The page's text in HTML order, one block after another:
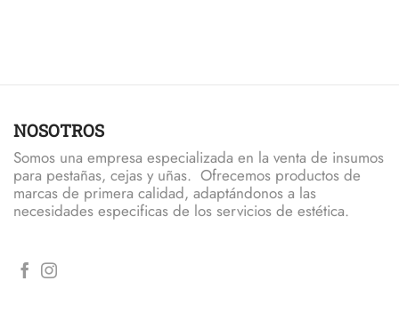
NOSOTROS
Somos una empresa especializada en la venta de insumos
para pestañas, cejas y uñas. Ofrecemos productos de
marcas de primera calidad, adaptándonos a las
necesidades especificas de los servicios de estética.